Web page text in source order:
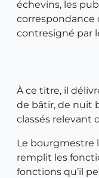
échevins, les
correspondance
contresigné par
À ce titre, il
de bâtir, de nuit
classés relevant
Le bourgmestre
remplit les
fonctions qu’il